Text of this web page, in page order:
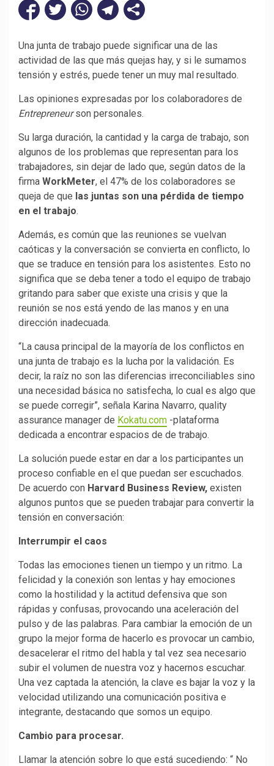
Una junta de trabajo puede significar una de las
actividad de las que más quejas hay, y si le sumamos
tensión y estrés, puede tener un muy mal resultado.
Las opiniones expresadas por los colaboradores de
Entrepreneurson personales.
Su larga duración, la cantidad y la carga de trabajo, son
algunos de los problemas que representan para los
trabajadores, sin dejar de lado que, según datos de la
firma WorkMeter, el 47% de los colaboradores se
queja de que las juntas son una pérdida de tiempo
en el trabajo.
Además, es común que las reuniones se vuelvan
caóticas y la conversación se convierta en conflicto, lo
que se traduce en tensión para los asistentes. Esto no
significa que se deba tener a todo el equipo de trabajo
gritando para saber que existe una crisis y que la
reunión se nos está yendo de las manos y en una
dirección inadecuada.
“La causa principal de la mayoría de los conflictos en
una junta de trabajo es la lucha por la validación. Es
decir, la raíz no son las diferencias irreconciliables sino
una necesidad básica no satisfecha, lo cual es algo que
se puede corregir”, señala Karina Navarro, quality
assurance manager de Kokatu.com -plataforma
dedicada a encontrar espacios de de trabajo.
La solución puede estar en dar a los participantes un
proceso confiable en el que puedan ser escuchados.
De acuerdo con Harvard Business Review, existen
algunos puntos que se pueden trabajar para convertir la
tensión en conversación:
Interrumpir el caos
Todas las emociones tienen un tiempo y un ritmo. La
felicidad y la conexión son lentas y hay emociones
como la hostilidad y la actitud defensiva que son
rápidas y confusas, provocando una aceleración del
pulso y de las palabras. Para cambiar la emoción de un
grupo la mejor forma de hacerlo es provocar un cambio,
desacelerar el ritmo del habla y tal vez sea necesario
subir el volumen de nuestra voz y hacernos escuchar.
Una vez captada la atención, la clave es bajar la voz y la
velocidad utilizando una comunicación positiva e
integrante, destacando que somos un equipo.
Cambio para procesar.
Llamar la atención sobre lo que está sucediendo: “ No